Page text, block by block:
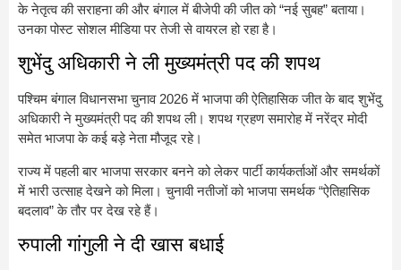
के नेतृत्व की सराहना की और बंगाल में बीजेपी की जीत को “नई सुबह” बताया।
उनका पोस्ट सोशल मीडिया पर तेजी से वायरल हो रहा है।
शुभेंदु अधिकारी ने ली मुख्यमंत्री पद की शपथ
पश्चिम बंगाल विधानसभा चुनाव 2026 में भाजपा की ऐतिहासिक जीत के बाद शुभेंदु
अधिकारी ने मुख्यमंत्री पद की शपथ ली। शपथ ग्रहण समारोह मेंनरेंद्र मोदी
समेत भाजपा के कई बड़े नेता मौजूद रहे।
राज्य में पहली बार भाजपा सरकार बनने को लेकर पार्टी कार्यकर्ताओं और समर्थकों
में भारी उत्साह देखने को मिला। चुनावी नतीजों को भाजपा समर्थक “ऐतिहासिक
बदलाव” के तौर पर देख रहे हैं।
रुपाली गांगुली ने दी खास बधाई